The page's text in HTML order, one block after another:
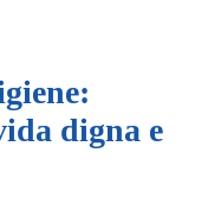
digna e